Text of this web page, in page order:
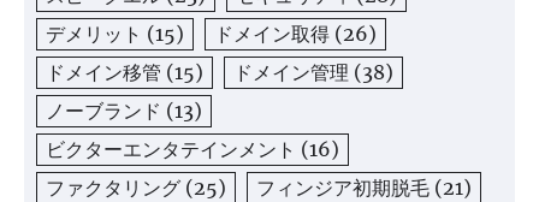
デメリット (15) ドメイン取得 (26)
ドメイン移管 (15) ドメイン管理 (38)
ノーブランド (13)
ビクターエンタテインメント (16)
ファクタリング (25) フィンジア初期脱毛 (21)